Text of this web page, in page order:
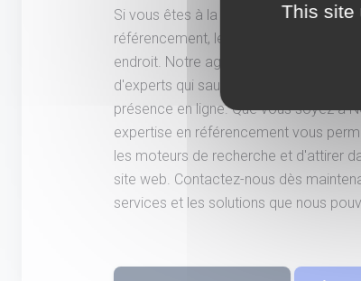
Si vous êtes à la recherche d'une
référencement, le SEO, le SEA et les
endroit. Notre agence, basée à
d'experts qui saura vous
présence en ligne. Que vous soyez à
expertise en référencement vous
les moteurs de recherche et d'attirer
site web. Contactez-nous dès
services et les solutions que nous
This site